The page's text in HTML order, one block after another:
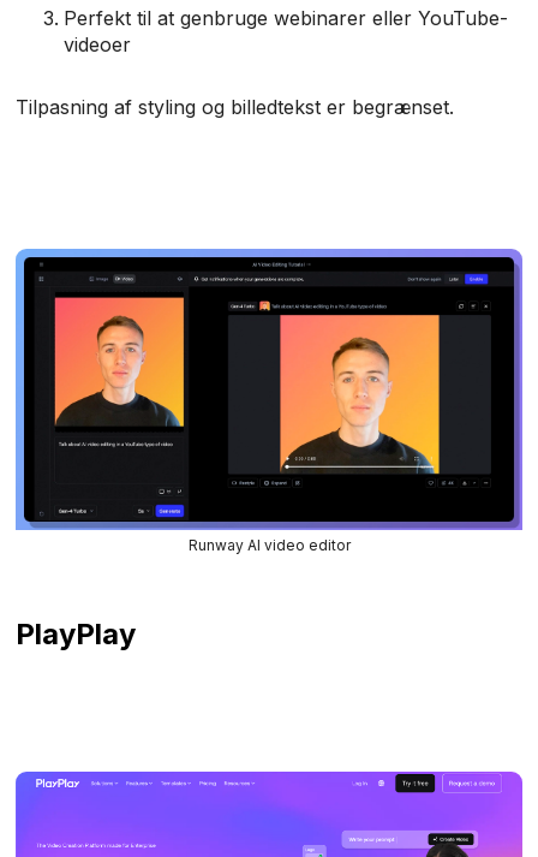
Perfekt til at genbruge webinarer eller YouTube-
videoer
Tilpasning af styling og billedtekst er begrænset.
Runway AI video editor
PlayPlay